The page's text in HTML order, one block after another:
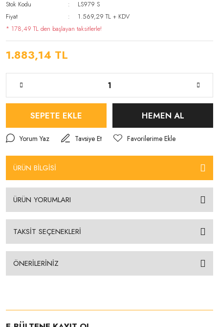
Stok Kodu
LS979 S
Fiyat
1.569,29 TL + KDV
* 178,49 TL den başlayan taksitlerle!
1.883,14 TL
SEPETE EKLE HEMEN AL
Yorum Yaz Tavsiye Et
ÜRÜN BİLGİSİ
ÜRÜN YORUMLARI
TAKSİT SEÇENEKLERİ
ÖNERİLERİNİZ